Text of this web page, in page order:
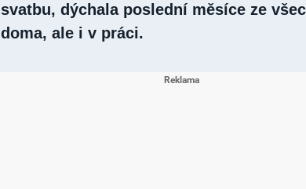
svatbu, dýchala poslední měsíce ze
doma, ale i v práci.